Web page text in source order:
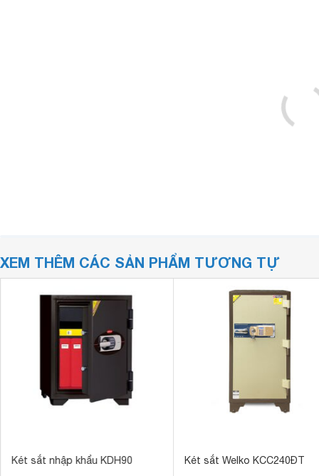
XEM THÊM CÁC SẢN PHẨM TƯƠNG TỰ
Két sắt nhập khẩu KDH90 Két sắt Welko KCC240ĐT